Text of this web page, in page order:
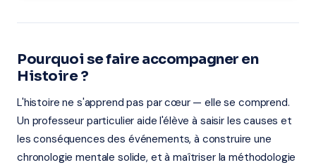
Pourquoi se faire accompagner en
Histoire ?
L'histoire ne s'apprend pas par cœur — elle se comprend.
Un professeur particulier aide l'élève à saisir les causes et
les conséquences des événements, à construire une
chronologie mentale solide, et à maîtriser la méthodologie